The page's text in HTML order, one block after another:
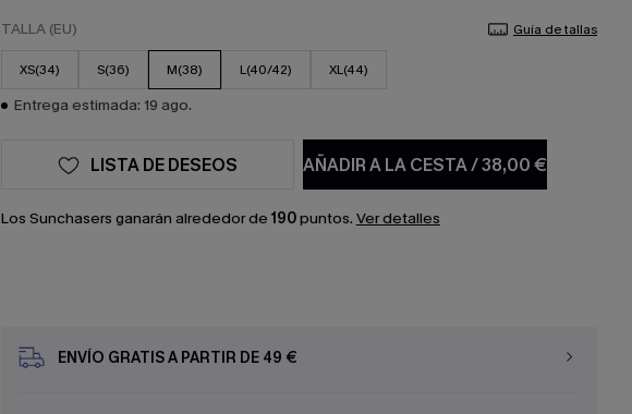
TALLA (EU) Guía de tallas
XS(34) S(36) M(38) L(40/42) XL(44)
Entrega estimada: 19 ago.
AÑADIR A LA CESTA/38,00 €
LISTA DE DESEOS
Los Sunchasers ganarán alrededor de 190puntos. Ver detalles
ENVÍO GRATIS A PARTIR DE 49 €